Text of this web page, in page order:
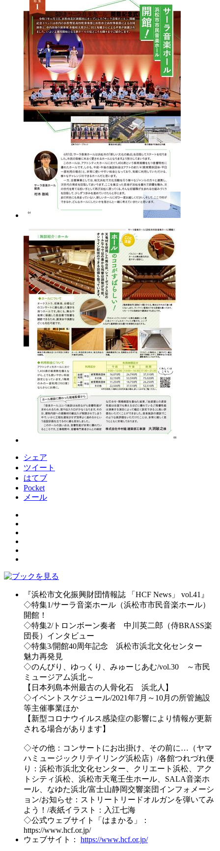
シェア
ツイート
はてブ
Pocket
メール
『浜松市文化振興財団情報誌 「HCF News」 vol.41』
◇特集1/サーラ音楽ホール（浜松市市民音楽ホール）
開館！
◇特集2/トロンボーン奏者 中川英二郎（侍BRASS楽
団長）インタビュー
◇特集3/開館40周年記念 浜松市浜北文化センター
魅力再発見
◇のんびり、ゆっくり、みゅーじあむ/vol.30 ～市民
ミュージアム浜北～
【日本列島本州最古の人骨化石 浜北人】
◇イベントスケジュール/2021年7月～10月の所管施設
等主催事業ほか
【新型コロナウイルス感染症の影響により情報が更新
される場合があります】
◇その他：コンサートにお出掛け、その前に…（ヤマ
ハミュージックリテイリング浜松店）/各館つれづれ便
り：浜松市浜北文化センター、クリエート浜松、アク
トシティ浜松、浜松市天竜壬生ホール、SALA音楽ホ
ール、なゆた浜北/富士山静岡交響楽団インフォメーシ
ョン/お知らせ：ストリートリードオルガンを弾いてみ
よう！/表紙イラスト：入江七海
◇公式ウェブサイト「はまかる」：
https://www.hcf.or.jp/
ウェブサイト： https://www.hcf.or.jp/